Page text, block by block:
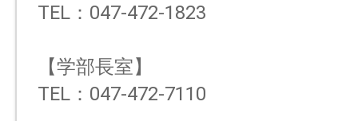
TEL：047-472-1823
【学部長室】
TEL：047-472-7110